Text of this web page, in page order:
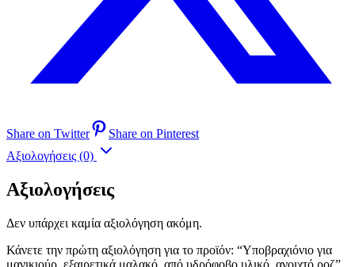
Share on Twitter
Share on Pinterest
Αξιολογήσεις (0)
Αξιολογήσεις
Δεν υπάρχει καμία αξιολόγηση ακόμη.
Κάνετε την πρώτη αξιολόγηση για το προϊόν: “Υποβραχιόνιο για
μανικιούρ, εξαιρετικά μαλακό, από υδρόφοβο υλικό, ανοιχτό ροζ”